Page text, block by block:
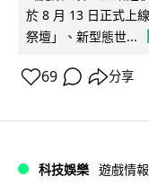
於 8 月 13 日正式上
祭壇」、新型態世...
69 分享
科技娛樂 遊戲情報